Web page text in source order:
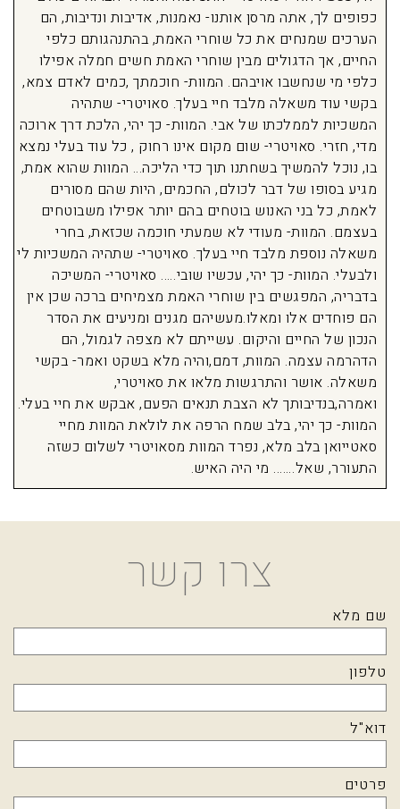
כפופים לך, אתה מרסן אותנו- נאמנות, אדיבות ונדיבות, הם
הערכים שמנחים את כל שוחרי האמת, בהתנהגותם כלפי
החיים, אך הדגולים מבין שוחרי האמת חשים חמלה אפילו
כלפי מי שנחשבו אויבהם. המוות- חוכמתך ,כמים לאדם צמא,
בקשי עוד משאלה מלבד חיי בעלך. סאויטרי- שתהיה
המשכיות לממלכתו של אבי. המוות- כך יהי, הלכת דרך ארוכה
מדי, חזרי. סאויטרי- שום מקום אינו רחוק , כל עוד בעלי נמצא
בו, נוכל להמשיך בשחתנו תוך כדי הליכה… המוות שהוא אמת,
מגיע בסופו של דבר לכולם, החכמים, היות שהם מסורים
לאמת, כל בני האנוש בוטחים בהם יותר אפילו משבוטחים
בעצמם. המוות- מעודי לא שמעתי חוכמה שכזאת, בחרי
משאלה נוספת מלבד חיי בעלך. סאויטרי- שתהיה המשכיות לי
ולבעלי. המוות- כך יהי, עכשיו שובי….. סאויטרי- המשיכה
בדבריה, המפגשים בין שוחרי האמת מצמיחים ברכה שכן אין
הם פוחדים אלו ומאלו.מעשיהם מגנים ומניעים את הסדר
הנכון של החיים והיקום. עשייתם לא מצפה לגמול, הם
הדהרמה עצמה. המוות, דמם,והיה מלא בשקט ואמר- בקשי
משאלה. אושר והתרגשות מלאו את סאויטרי,
ואמרה,בנדיבותך לא הצבת תנאים הפעם, אבקש את חיי בעלי.
המוות- כך יהי, בלב שמח הרפה את לולאת המוות מחיי
סאטייואן בלב מלא, נפרד המוות מסאויטרי לשלום כשזה
התעורר, שאל……. מי היה האיש.
צרו קשר
שם מלא
טלפון
דוא"ל
פרטים